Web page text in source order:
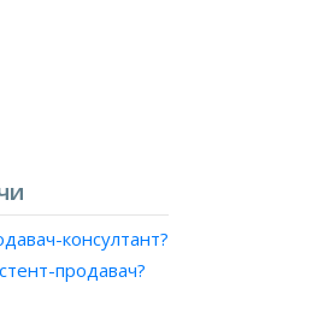
консултант?
продавач?